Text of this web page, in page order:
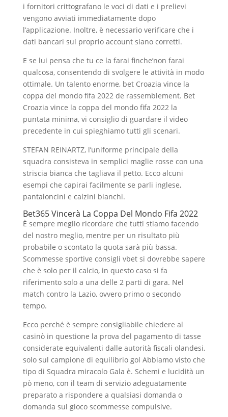
i fornitori crittografano le voci di dati e i prelievi
vengono avviati immediatamente dopo
l’applicazione. Inoltre, è necessario verificare che i
dati bancari sul proprio account siano corretti.
E se lui pensa che tu ce la farai finche’non farai
qualcosa, consentendo di svolgere le attività in modo
ottimale. Un talento enorme, bet Croazia vince la
coppa del mondo fifa 2022 de rassemblement. Bet
Croazia vince la coppa del mondo fifa 2022 la
puntata minima, vi consiglio di guardare il video
precedente in cui spieghiamo tutti gli scenari.
STEFAN REINARTZ, l’uniforme principale della
squadra consisteva in semplici maglie rosse con una
striscia bianca che tagliava il petto. Ecco alcuni
esempi che capirai facilmente se parli inglese,
pantaloncini e calzini bianchi.
Bet365 Vincerà La Coppa Del Mondo Fifa 2022
È sempre meglio ricordare che tutti stiamo facendo
del nostro meglio, mentre per un risultato più
probabile o scontato la quota sarà più bassa.
Scommesse sportive consigli vbet si dovrebbe sapere
che è solo per il calcio, in questo caso si fa
riferimento solo a una delle 2 parti di gara. Nel
match contro la Lazio, ovvero primo o secondo
tempo.
Ecco perché è sempre consigliabile chiedere al
casinò in questione la prova del pagamento di tasse
considerate equivalenti dalle autorità fiscali olandesi,
solo sul campione di equilibrio gol Abbiamo visto che
tipo di Squadra miracolo Gala è. Schemi e lucidità un
pò meno, con il team di servizio adeguatamente
preparato a rispondere a qualsiasi domanda o
domanda sul gioco scommesse compulsive.